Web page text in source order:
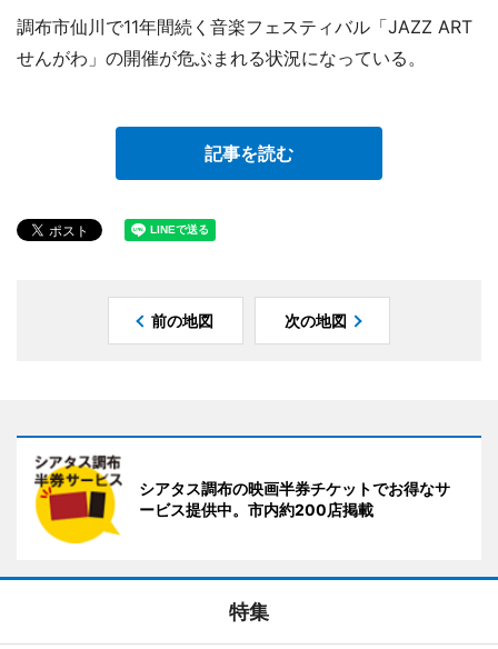
調布市仙川で11年間続く音楽フェスティバル「JAZZ ART
せんがわ」の開催が危ぶまれる状況になっている。
記事を読む
前の地図 次の地図
シアタス調布の映画半券チケットでお得なサ
ービス提供中。市内約200店掲載
特集